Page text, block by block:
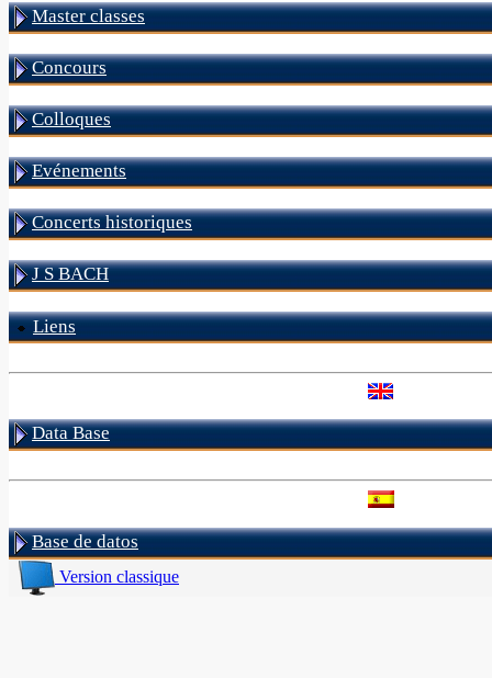
Master classes
Concours
Colloques
Evénements
Concerts historiques
J S BACH
Liens
Data Base
Base de datos
Version classique